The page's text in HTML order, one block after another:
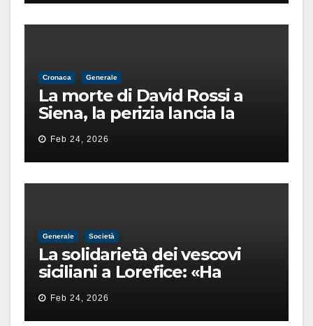
Cronaca Generale
La morte di David Rossi a
Siena, la perizia lancia la
pista di un’intimidazione
finita male
Feb 24, 2026
Generale Società
La solidarietà dei vescovi
siciliani a Lorefice: «Ha
difeso il valore e la dignità
dell’umanità»
Feb 24, 2026